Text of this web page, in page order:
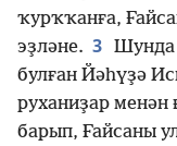
ҡурҡҡанға,
эҙләне. 3 Шунда
булған Йәһүҙә
руханиҙар
барып, Ғайсаны